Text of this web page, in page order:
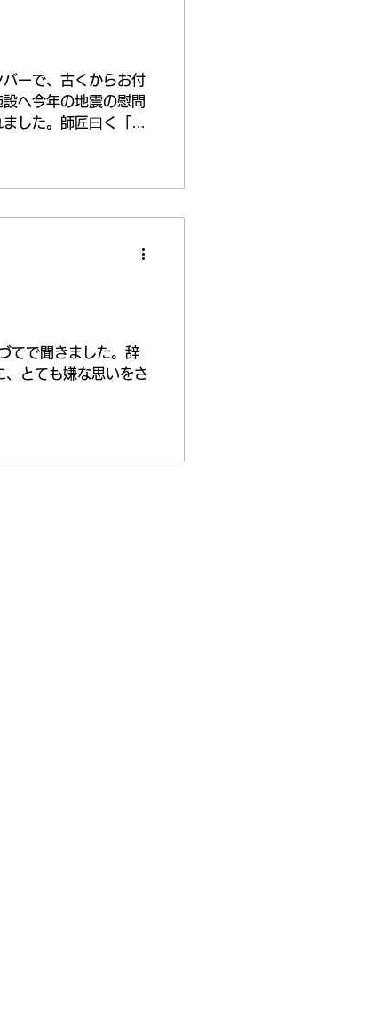
ーで、古くからお付
へ今年の地震の慰問
した。師匠曰く「会
未来が良くならなけ
てで聞きました。辞
とても嫌な思いをさ